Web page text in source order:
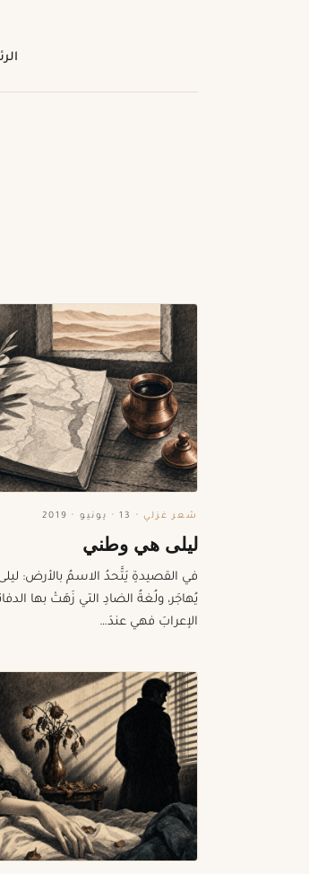
شعر غزلي· 13 · يونيو · 2019
ليلى هي وطني
في القصيدةِ يَتَّحدُ الاسمُ بالأرض:
يُهاجَر، ولُغةُ الضادِ التي زَهَتْ بها
الإعرابَ فهي عندَ…